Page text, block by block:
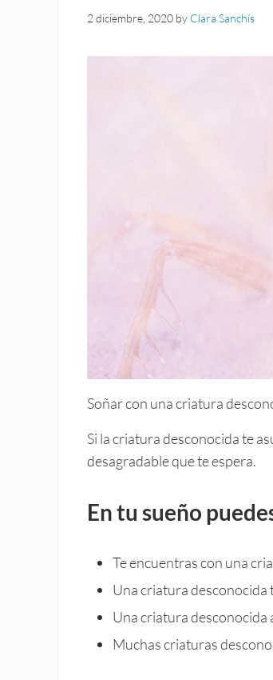
2 diciembre, 2020 by Clara Sanchís
Soñar con una criatura
Si la criatura desconocida te
desagradable que te espera.
En tu sueño
Te encuentras con una
Una criatura desconocida
Una criatura desconocida
Muchas criaturas